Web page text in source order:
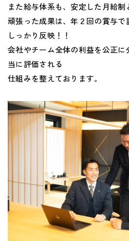
また給与体系も、安定した月給制
頑張った成果は、年２回の賞与
しっかり反映！！
会社やチーム全体の利益を公正
当に評価される
仕組みを整えております。